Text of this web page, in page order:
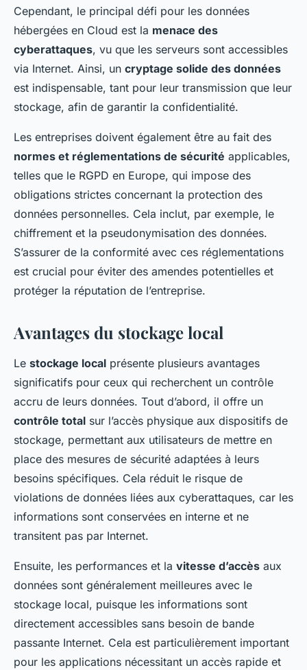
Cependant, le principal défi pour les données
hébergées en Cloud est la menace des
cyberattaques, vu que les serveurs sont accessibles
via Internet. Ainsi, un cryptage solide des données
est indispensable, tant pour leur transmission que leur
stockage, afin de garantir la confidentialité.
Les entreprises doivent également être au fait des
normes et réglementations de sécurité applicables,
telles que le RGPD en Europe, qui impose des
obligations strictes concernant la protection des
données personnelles. Cela inclut, par exemple, le
chiffrement et la pseudonymisation des données.
S’assurer de la conformité avec ces réglementations
est crucial pour éviter des amendes potentielles et
protéger la réputation de l’entreprise.
Avantages du stockage local
Le stockage local présente plusieurs avantages
significatifs pour ceux qui recherchent un contrôle
accru de leurs données. Tout d’abord, il offre un
contrôle total sur l’accès physique aux dispositifs de
stockage, permettant aux utilisateurs de mettre en
place des mesures de sécurité adaptées à leurs
besoins spécifiques. Cela réduit le risque de
violations de données liées aux cyberattaques, car les
informations sont conservées en interne et ne
transitent pas par Internet.
Ensuite, les performances et la vitesse d’accès aux
données sont généralement meilleures avec le
stockage local, puisque les informations sont
directement accessibles sans besoin de bande
passante Internet. Cela est particulièrement important
pour les applications nécessitant un accès rapide et